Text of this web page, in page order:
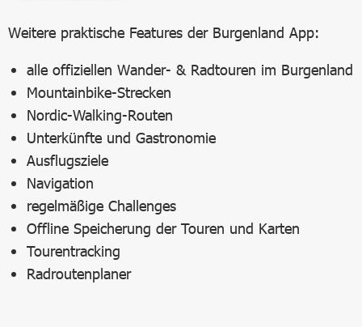
Weitere praktische Features der Burgenland App:
alle offiziellen Wander- & Radtouren im Burgenland
Mountainbike-Strecken
Nordic-Walking-Routen
Unterkünfte und Gastronomie
Ausflugsziele
Navigation
regelmäßige Challenges
Offline Speicherung der Touren und Karten
Tourentracking
Radroutenplaner